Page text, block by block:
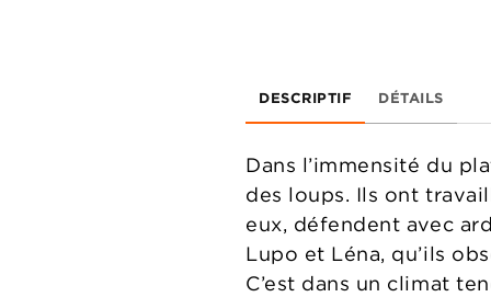
DESCRIPTIF DÉTAILS
Dans l’immensité du
des loups. Ils ont
eux, défendent avec
Lupo et Léna, qu’ils
C’est dans un climat